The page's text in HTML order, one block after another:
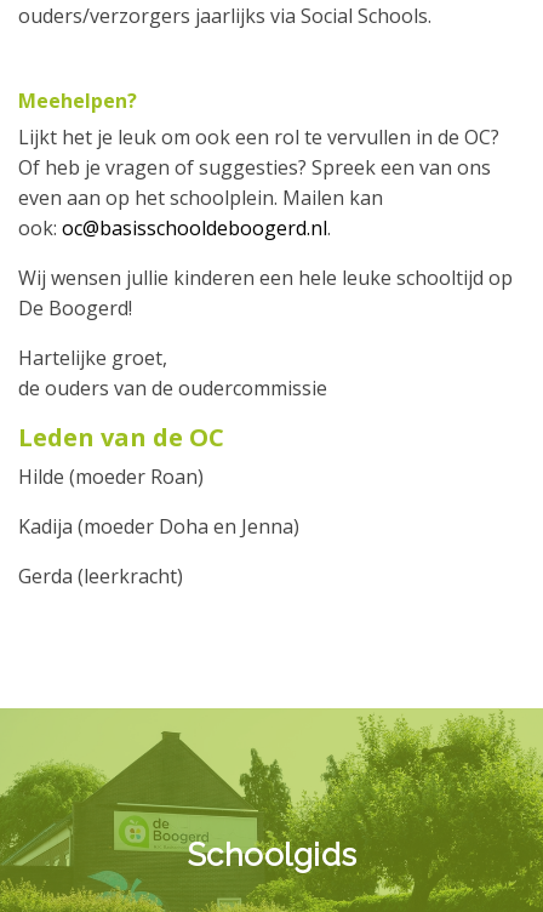
ouders/verzorgers jaarlijks via Social Schools.
Meehelpen?
Lijkt het je leuk om ook een rol te vervullen in de OC?
Of heb je vragen of suggesties? Spreek een van ons
even aan op het schoolplein. Mailen kan
ook: oc@basisschooldeboogerd.nl.
Wij wensen jullie kinderen een hele leuke schooltijd op
De Boogerd!
Hartelijke groet,
de ouders van de oudercommissie
Leden van de OC
Hilde (moeder Roan)
Kadija (moeder Doha en Jenna)
Gerda (leerkracht)
Schoolgids